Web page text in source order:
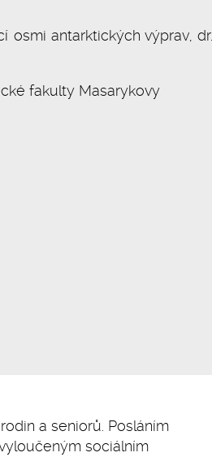
osmi antarktických výprav, dr.
fakulty Masarykovy
a seniorů. Posláním
sociálním